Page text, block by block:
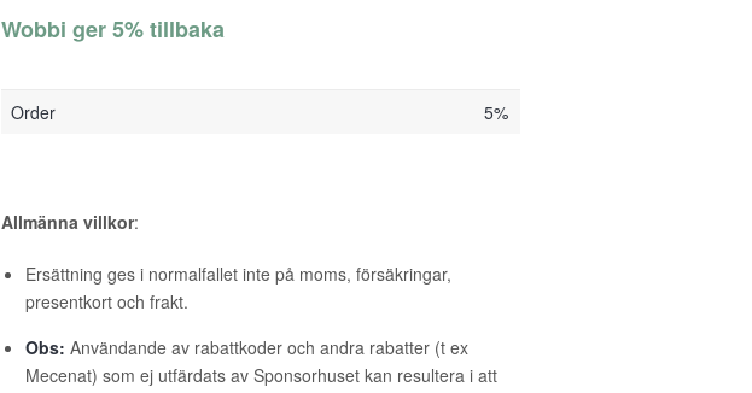
Wobbi ger 5% tillbaka
Order 5%
Allmänna villkor:
Ersättning ges i normalfallet inte på moms, försäkringar,
presentkort och frakt.
Obs: Användande av rabattkoder och andra rabatter (t ex
Mecenat) som ej utfärdats av Sponsorhuset kan resultera i att